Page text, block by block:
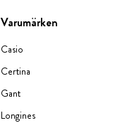
Varumärken
Casio
Certina
Gant
Longines